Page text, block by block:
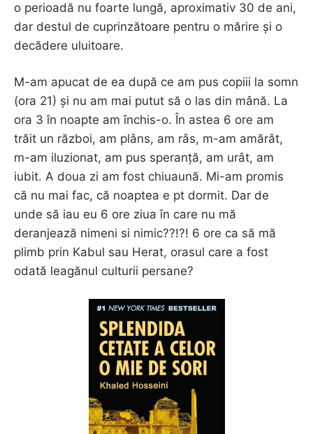
o perioadă nu foarte lungă, aproximativ 30 de ani,
dar destul de cuprinzătoare pentru o mărire și o
decădere uluitoare.
M-am apucat de ea după ce am pus copiii la somn
(ora 21) și nu am mai putut să o las din mână. La
ora 3 în noapte am închis-o. În astea 6 ore am
trăit un război, am plâns, am râs, m-am amărât,
m-am iluzionat, am pus speranță, am urât, am
iubit. A doua zi am fost chiuaună. Mi-am promis
că nu mai fac, că noaptea e pt dormit. Dar de
unde să iau eu 6 ore ziua în care nu mă
deranjează nimeni si nimic??!?! 6 ore ca să mă
plimb prin Kabul sau Herat, orasul care a fost
odată leagănul culturii persane?